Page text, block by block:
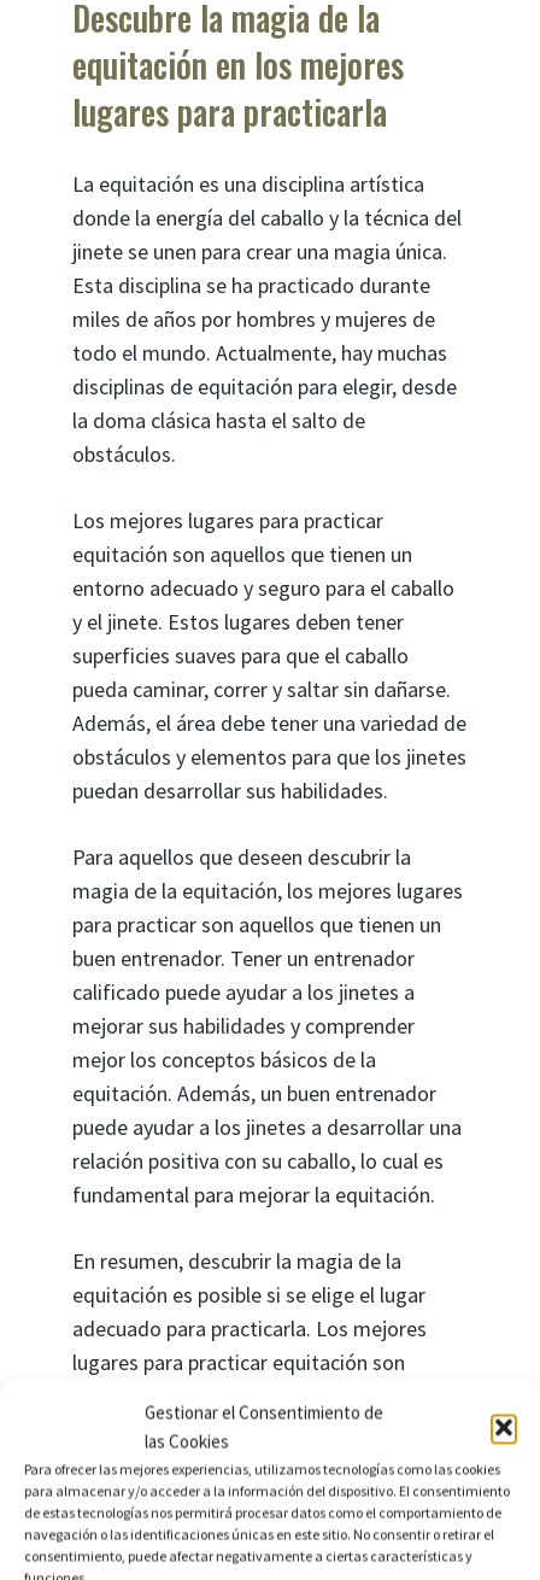
Gestionar el Consentimiento de
las Cookies
Para ofrecer las mejores experiencias, utilizamos tecnologías como las cookies
para almacenar y/o acceder a la información del dispositivo. El consentimiento
de estas tecnologías nos permitirá procesar datos como el comportamiento de
navegación o las identificaciones únicas en este sitio. No consentir o retirar el
consentimiento, puede afectar negativamente a ciertas características y
Descubre la magia de la
equitación en los mejores
lugares para practicarla
La equitación es una disciplina artística
donde la energía del caballo y la técnica del
jinete se unen para crear una magia única.
Esta disciplina se ha practicado durante
miles de años por hombres y mujeres de
todo el mundo. Actualmente, hay muchas
disciplinas de equitación para elegir, desde
la doma clásica hasta el salto de
obstáculos.
Los mejores lugares para practicar
equitación son aquellos que tienen un
entorno adecuado y seguro para el caballo
y el jinete. Estos lugares deben tener
superficies suaves para que el caballo
pueda caminar, correr y saltar sin dañarse.
Además, el área debe tener una variedad de
obstáculos y elementos para que los jinetes
puedan desarrollar sus habilidades.
Para aquellos que deseen descubrir la
magia de la equitación, los mejores lugares
para practicar son aquellos que tienen un
buen entrenador. Tener un entrenador
calificado puede ayudar a los jinetes a
mejorar sus habilidades y comprender
mejor los conceptos básicos de la
equitación. Además, un buen entrenador
puede ayudar a los jinetes a desarrollar una
relación positiva con su caballo, lo cual es
fundamental para mejorar la equitación.
En resumen, descubrir la magia de la
equitación es posible si se elige el lugar
adecuado para practicarla. Los mejores
lugares para practicar equitación son
adecuado para el caballo y el jinete.
Además, tener un entrenador calificado
puede ayudar a los jinetes a mejorar sus
habilidades y desarrollar una buena relación
con su caballo. ¿Quién sabe qué mágicos